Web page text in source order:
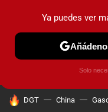
PRUEBAS COCHES
HOY SE HABLA DE
DGT China
Ya puedes ver
Solo